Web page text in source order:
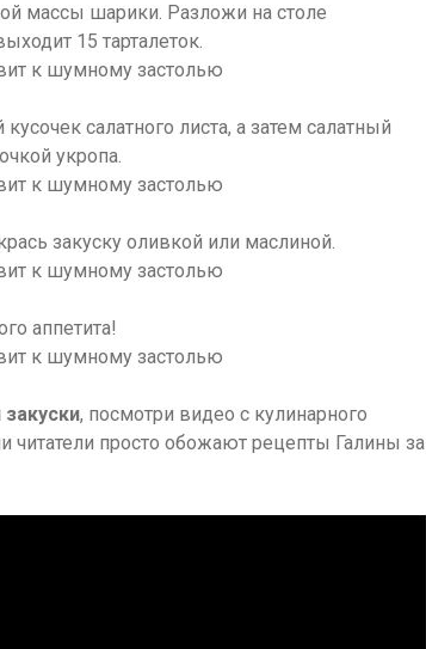
массы шарики. Разложи на столе
15 тарталеток.
салатного листа, а затем салатный
укропа.
закуску оливкой или маслиной.
аппетита!
, посмотри видео с кулинарного
читатели просто обожают рецепты Галины за